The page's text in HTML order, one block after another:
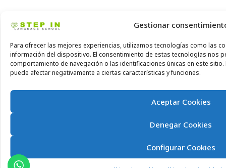
Gestionar
Para ofrecer las mejores experiencias, utilizamos tecnologías como las
información del dispositivo. El consentimiento de estas tecnologías nos
comportamiento de navegación o las identificaciones únicas en este
puede afectar negativamente a ciertas características y funciones.
Aceptar Cookies
Denegar Cookies
Configurar Cookies
1